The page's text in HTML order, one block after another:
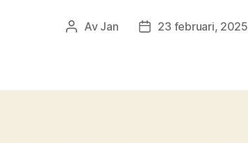
Inläggsförfattare
Av Jan Inläggsdatum
23 februari, 2025